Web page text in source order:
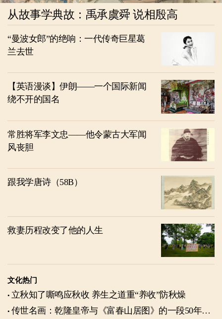
从故事学典故：禹承虞舜 说相殷高
“曼波女郎”的绝响：一代传奇巨星葛
兰去世
【英语漫谈】伊朗——一个国际新闻
绕不开的国名
常胜将军李文忠——他令蒙古大军闻
风丧胆
跟我学唐诗（58B）
救妻历程改变了他的人生
文化热门
立秋知了嘶鸣应秋收 养生之道重“养收”防秋燥
传世名画：乾隆皇帝与《富春山居图》的一段50年奇